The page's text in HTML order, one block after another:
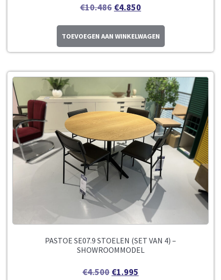
€10.486 €4.850
TOEVOEGEN AAN WINKELWAGEN
PASTOE SE07.9 STOELEN (SET VAN 4) –
SHOWROOMMODEL
€4.500 €1.995